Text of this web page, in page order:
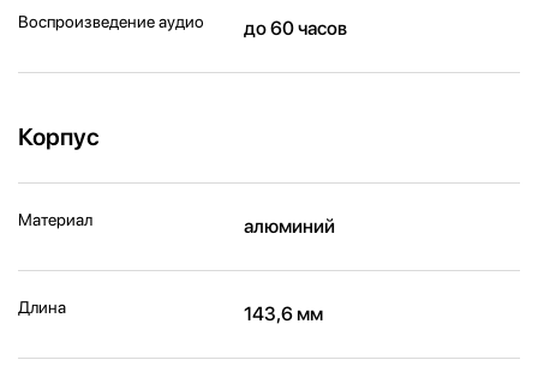
Воспроизведение аудио до 60 часов
Корпус
Материал алюминий
Длина 143,6 мм